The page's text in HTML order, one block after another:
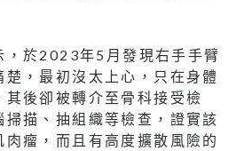
，於2023年5月發現右手手臂
楚，最初沒太上心，只在身體
後卻被轉介至骨科接受檢
掃描、抽組織等檢查，證實該
瘤，而且有高度擴散風險的